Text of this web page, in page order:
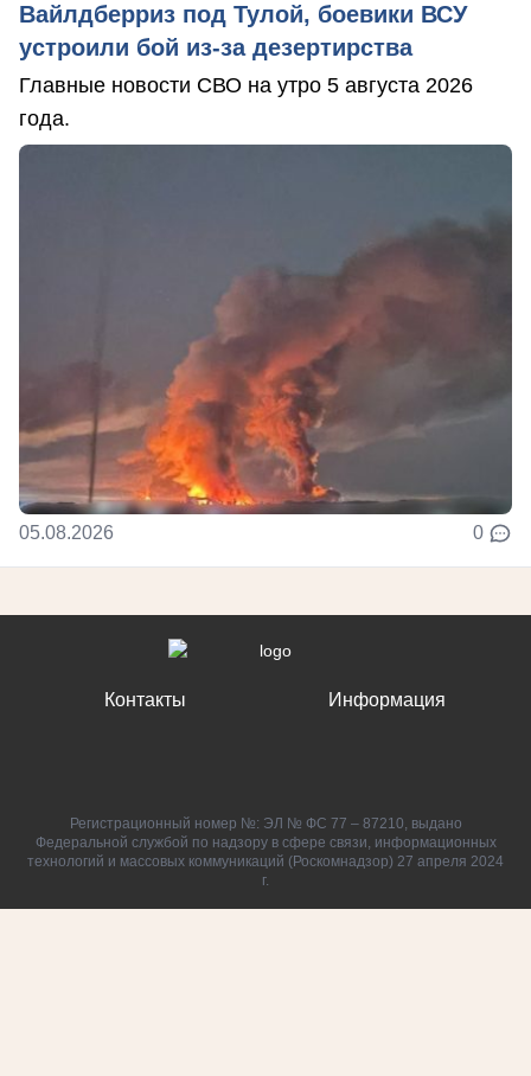
Вайлдберриз под Тулой, боевики ВСУ
устроили бой из-за дезертирства
Главные новости СВО на утро 5 августа 2026
года.
05.08.2026 0
Контакты Информация
Регистрационный номер №: ЭЛ № ФС 77 – 87210, выдано
Федеральной службой по надзору в сфере связи, информационных
технологий и массовых коммуникаций (Роскомнадзор) 27 апреля 2024
г.